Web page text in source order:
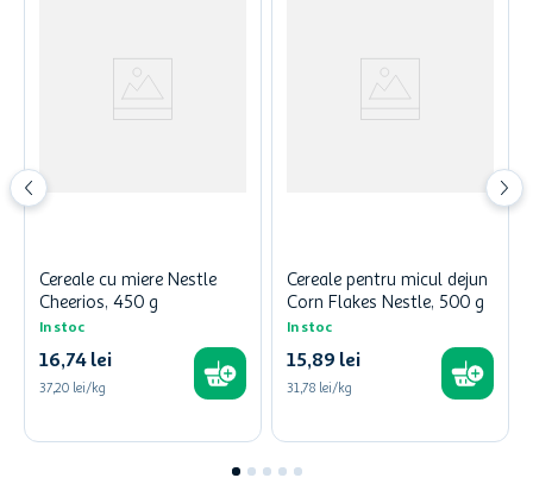
Cereale cu miere Nestle
Cheerios, 450 g
In stoc
16,74 lei
37,20 lei/kg
Cereale pentru micul dejun
Corn Flakes Nestle, 500 g
In stoc
15,89 lei
31,78 lei/kg